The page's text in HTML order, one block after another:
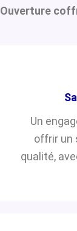
Ouverture
Un
offrir un
qualité,